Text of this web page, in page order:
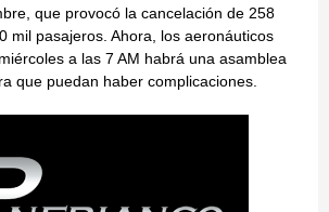
que provocó la cancelación de 258
mil pasajeros. Ahora, los aeronáuticos
a las 7 AM habrá una asamblea
que puedan haber complicaciones.